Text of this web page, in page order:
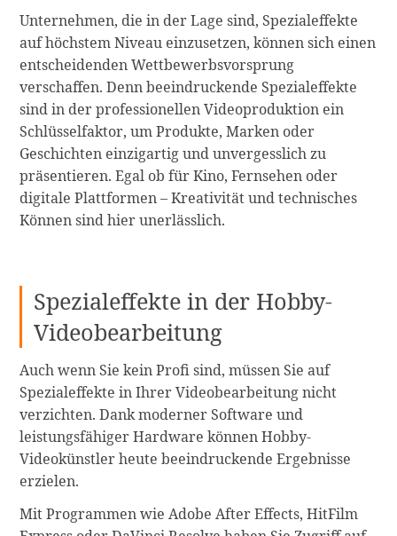
Unternehmen, die in der Lage sind, Spezialeffekte
auf höchstem Niveau einzusetzen, können sich einen
entscheidenden Wettbewerbsvorsprung
verschaffen. Denn beeindruckende Spezialeffekte
sind in der professionellen Videoproduktion ein
Schlüsselfaktor, um Produkte, Marken oder
Geschichten einzigartig und unvergesslich zu
präsentieren. Egal ob für Kino, Fernsehen oder
digitale Plattformen – Kreativität und technisches
Können sind hier unerlässlich.
Spezialeffekte in der Hobby-
Videobearbeitung
Auch wenn Sie kein Profi sind, müssen Sie auf
Spezialeffekte in Ihrer Videobearbeitung nicht
verzichten. Dank moderner Software und
leistungsfähiger Hardware können Hobby-
Videokünstler heute beeindruckende Ergebnisse
erzielen.
Mit Programmen wie Adobe After Effects, HitFilm